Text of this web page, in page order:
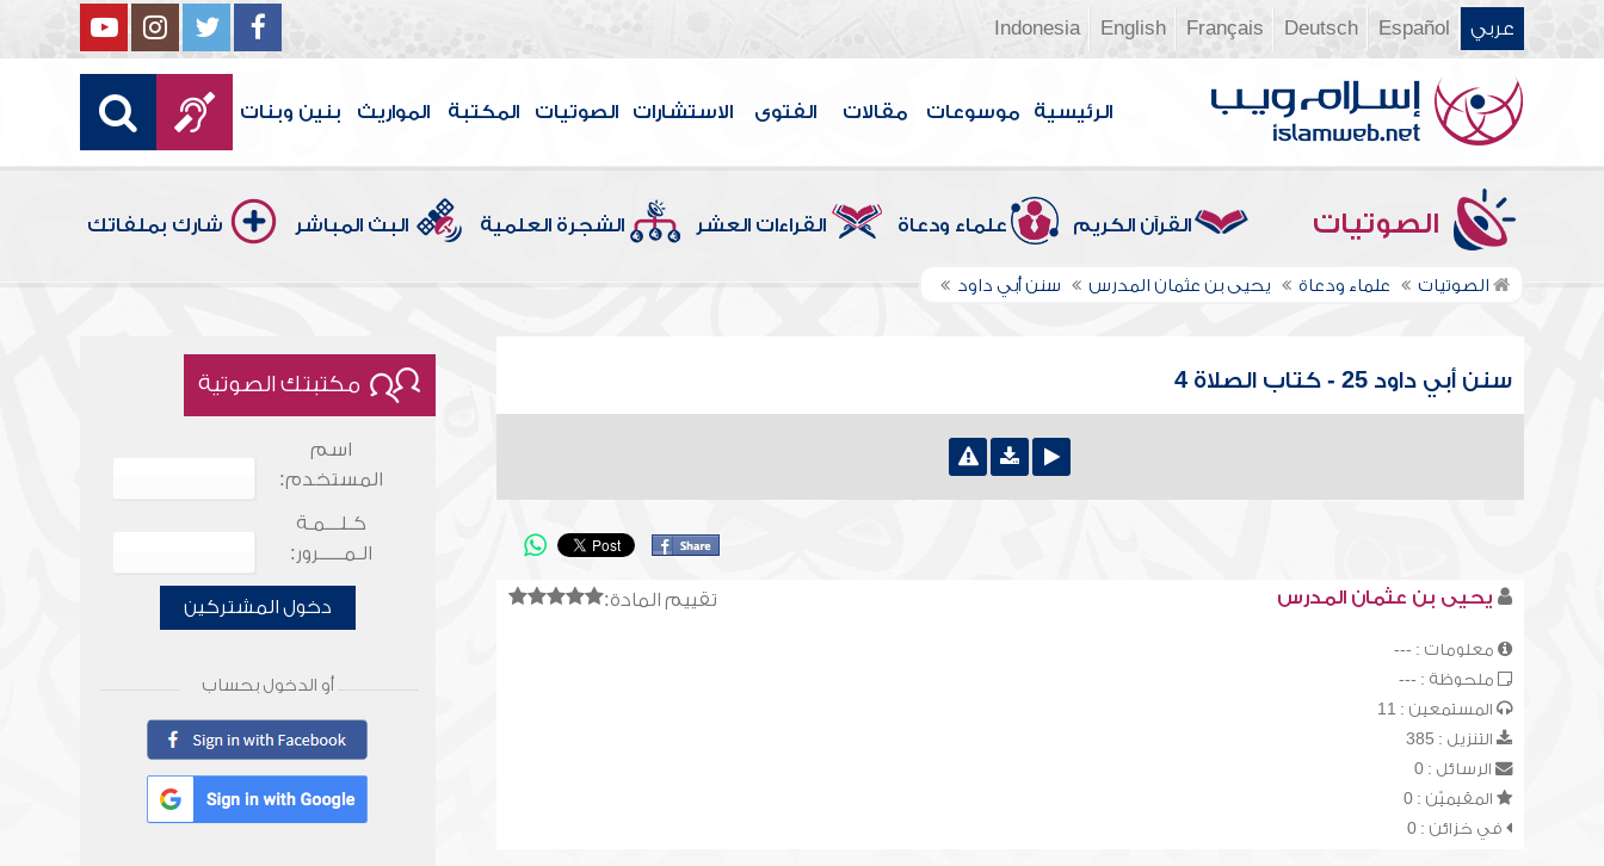
عربي Español
Deutsch
Français
English
Indonesia
الرئيسية موسوعات مقالات الفتوى الاستشارات الصوتيات المكتبة المواريث بنين وبنات
الصوتيات القرآن الكريم علماء ودعاة القراءات العشر الشجرة العلمية البث المباشر شارك بملفاتك
الصوتيات علماء ودعاة يحيى بن عثمان المدرس سنن أبي داود
سنن أبي داود 25 - كتاب الصلاة 4
تقييم المادة: يحيى بن عثمان المدرس
معلومات : ---
ملحوظة : ---
المستمعين : 11
التنزيل : 385
الرسائل : 0
المقيميّن : 0
في خزائن : 0
مكتبتك الصوتية
اسم
المستخدم:
كـلـــمـة
الـمـــــرور:
دخول المشتركين
أو الدخول بحساب